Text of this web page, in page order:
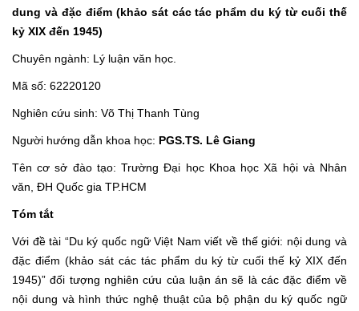
dung và đặc điểm (khảo sát các tác phẩm du ký từ cuối thế
kỷ XIX đến 1945)
Chuyên ngành: Lý luận văn học.
Mã số: 62220120
Nghiên cứu sinh: Võ Thị Thanh Tùng
Người hướng dẫn khoa học: PGS.TS. Lê Giang
Tên cơ sở đào tạo: Trường Đại học Khoa học Xã hội và Nhân
văn, ĐH Quốc gia TP.HCM
Tóm tắt
Với đề tài “Du ký quốc ngữ Việt Nam viết về thế giới: nội dung và
đặc điểm (khảo sát các tác phẩm du ký từ cuối thế kỷ XIX đến
1945)” đối tượng nghiên cứu của luận án sẽ là các đặc điểm về
nội dung và hình thức nghệ thuật của bộ phận du ký quốc ngữ